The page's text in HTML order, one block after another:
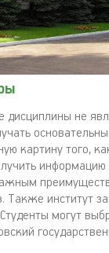
дисциплины не
картину того,
Также институт
могут